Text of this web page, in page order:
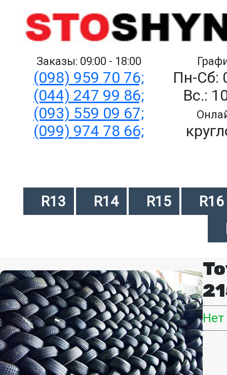
Заказы: 09:00 - 18:00
(098) 959 70 76;
(044) 247 99 86;
(093) 559 09 67;
(099) 974 78 66;
Пн-Сб:
Вс.:
R13 R14 R15
R16